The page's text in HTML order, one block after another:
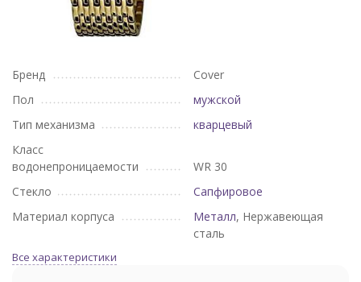
Бренд
Cover
Пол
мужской
Тип механизма
кварцевый
Класс
водонепроницаемости
WR 30
Стекло
Сапфировое
Материал корпуса
Металл, Нержавеющая
сталь
Все характеристики